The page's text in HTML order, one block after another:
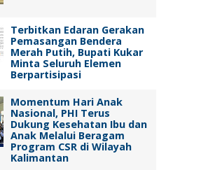
Terbitkan Edaran Gerakan
Pemasangan Bendera
Merah Putih, Bupati Kukar
Minta Seluruh Elemen
Berpartisipasi
Momentum Hari Anak
Nasional, PHI Terus
Dukung Kesehatan Ibu dan
Anak Melalui Beragam
Program CSR di Wilayah
Kalimantan